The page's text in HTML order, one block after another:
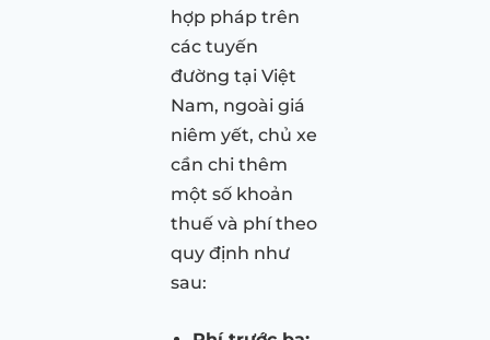
hợp pháp trên
các tuyến
đường tại Việt
Nam, ngoài giá
niêm yết, chủ xe
cần chi thêm
một số khoản
thuế và phí theo
quy định như
sau: